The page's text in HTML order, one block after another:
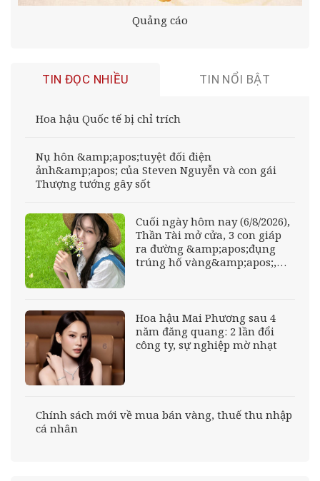
Quảng cáo
TIN ĐỌC NHIỀU TIN NỔI BẬT
Hoa hậu Quốc tế bị chỉ trích
Nụ hôn &amp;apos;tuyệt đối điện
ảnh&amp;apos; của Steven Nguyễn và con gái
Thượng tướng gây sốt
Cuối ngày hôm nay (6/8/2026),
Thần Tài mở cửa, 3 con giáp
ra đường &amp;apos;đụng
trúng hố vàng&amp;apos;,
Hoa hậu Mai Phương sau 4
năm đăng quang: 2 lần đổi
công ty, sự nghiệp mờ nhạt
Chính sách mới về mua bán vàng, thuế thu nhập
cá nhân